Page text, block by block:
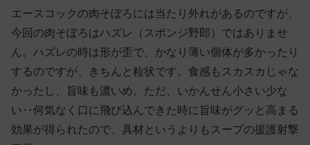
エースコックの肉そぼろには当たり外れがあるのですが、
今回の肉そぼろはハズレ（スポンジ野郎）ではありませ
ん。ハズレの時は形が歪で、かなり薄い個体が多かったり
するのですが、きちんと粒状です。食感もスカスカじゃな
かったし、旨味も濃いめ。ただ、いかんせん小さい少な
い‥何気なく口に飛び込んできた時に旨味がグッと高まる
効果が得られたので、具材というよりもスープの援護射撃